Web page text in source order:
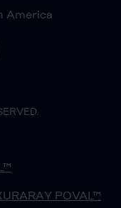
America
POVAL™